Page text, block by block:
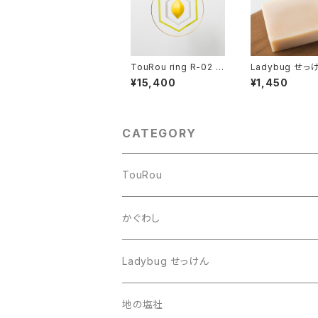
TouRou ring R-02 （
Citrus ）
¥15,400
Ladybug せっ
あわゆき
¥1,450
CATEGORY
TouRou
stand
ring
かぐわし
Ladybug せっけん
地の塩社